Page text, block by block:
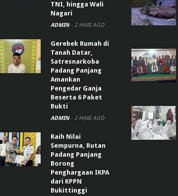
TNI, hingga Wali
Nagari
ADMIN - 2 HARI AGO
Gerebek Rumah di
Tanah Datar,
Satresnarkoba
Padang Panjang
Amankan
Pengedar Ganja
Beserta 6 Paket
Bukti
ADMIN - 2 HARI AGO
Raih Nilai
Sempurna, Rutan
Padang Panjang
Borong
Penghargaan IKPA
dari KPPN
Bukittinggi